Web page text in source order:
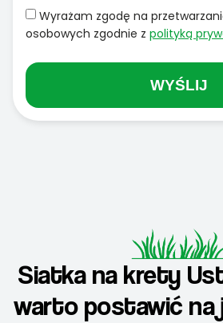
Wyrażam zgodę na
osobowych zgodnie z polityką
WYŚLIJ
Siatka na krety
warto postawić na